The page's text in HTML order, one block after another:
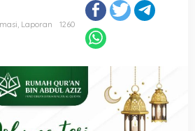
, Laporan
1260